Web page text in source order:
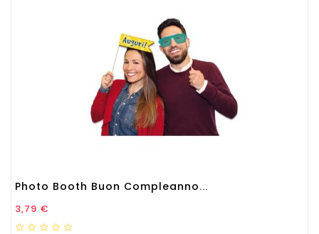
Photo Booth Buon Compleanno...
Prezzo
3,79 €